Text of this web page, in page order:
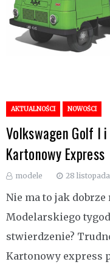
AKTUALNOŚCI NOWOŚCI
Volkswagen Golf I
Kartonowy Express
modele 28
Nie ma to jak
Modelarskiego
stwierdzenie?
Kartonowy express